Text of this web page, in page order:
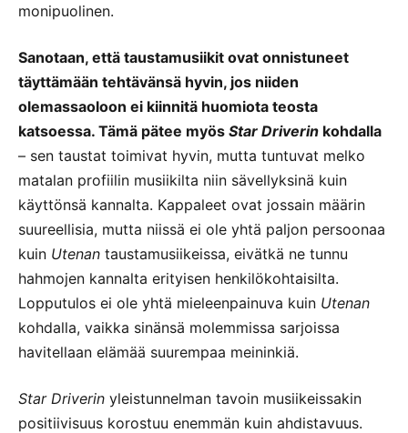
monipuolinen.
Sanotaan, että taustamusiikit ovat onnistuneet
täyttämään tehtävänsä hyvin, jos niiden
olemassaoloon ei kiinnitä huomiota teosta
katsoessa. Tämä pätee myös Star Driverin kohdalla
– sen taustat toimivat hyvin, mutta tuntuvat melko
matalan profiilin musiikilta niin sävellyksinä kuin
käyttönsä kannalta. Kappaleet ovat jossain määrin
suureellisia, mutta niissä ei ole yhtä paljon persoonaa
kuin Utenan taustamusiikeissa, eivätkä ne tunnu
hahmojen kannalta erityisen henkilökohtaisilta.
Lopputulos ei ole yhtä mieleenpainuva kuin Utenan
kohdalla, vaikka sinänsä molemmissa sarjoissa
havitellaan elämää suurempaa meininkiä.
Star Driverin yleistunnelman tavoin musiikeissakin
positiivisuus korostuu enemmän kuin ahdistavuus.